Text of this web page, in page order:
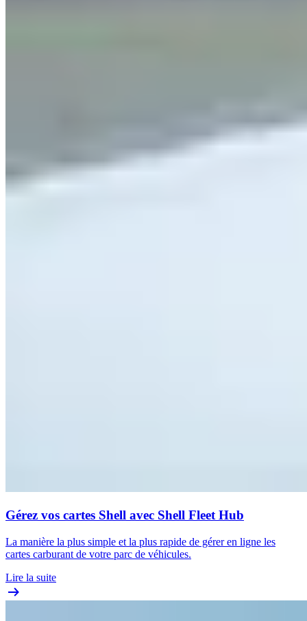
Gérez vos cartes Shell avec Shell Fleet Hub
La manière la plus simple et la plus rapide de gérer en ligne les
cartes carburant de votre parc de véhicules.
Lire la suite